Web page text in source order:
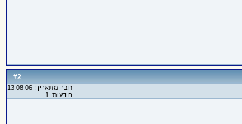
#
2
חבר מתאריך: 13.08.06
הודעות: 1